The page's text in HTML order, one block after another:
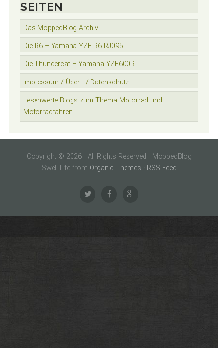
SEITEN
Das MoppedBlog Archiv
Die R6 – Yamaha YZF-R6 RJ095
Die Thundercat – Yamaha YZF600R
Impressum / Über… / Datenschutz
Lesenwerte Blogs zum Thema Motorrad und
Motorradfahren
Copyright © 2026 · All Rights Reserved · MoppedBlog
Swell Lite from Organic Themes · RSS Feed